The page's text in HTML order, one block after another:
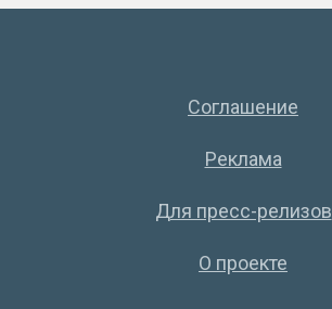
Соглашение
Реклама
Для пресс-релизов
О проекте